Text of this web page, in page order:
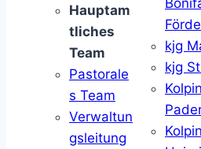
Hauptam
tliches
Team
Pastorale
s Team
Verwaltun
gsleitung
kjg
kjg